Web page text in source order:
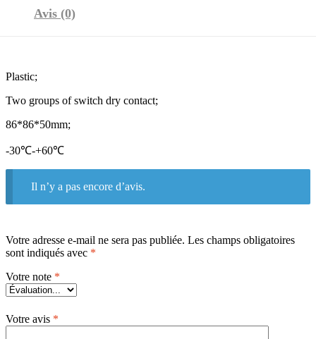
Avis (0)
Plastic;
Two groups of switch dry contact;
86*86*50mm;
-30℃-+60℃
Il n’y a pas encore d’avis.
Votre adresse e-mail ne sera pas publiée. Les champs obligatoires
sont indiqués avec *
Votre note *
Votre avis *